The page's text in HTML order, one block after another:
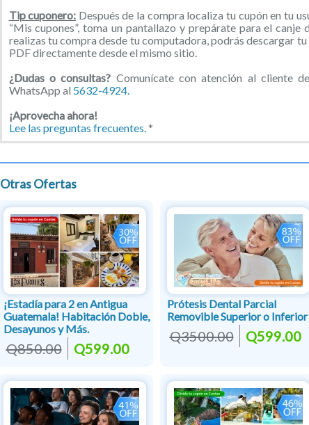
Tip cuponero: Después de la compra localiza tu cupón en tu
“Mis cupones”, toma un pantallazo y prepárate para el canje
realizas tu compra desde tu computadora, podrás descargar
PDF directamente desde el mismo sitio.
¿Dudas o consultas? Comunícate con atención al cliente
WhatsApp al 5632-4924.
¡Aprovecha ahora!
Lee las preguntas frecuentes.*
Otras Ofertas
¡Estadía para 2 en Antigua
Guatemala! Habitación Doble,
Desayunos y Más.
Q850.00 Q599.00
Prótesis Dental Parcial
Removible Superior o Inferior
Q3500.00 Q599.00